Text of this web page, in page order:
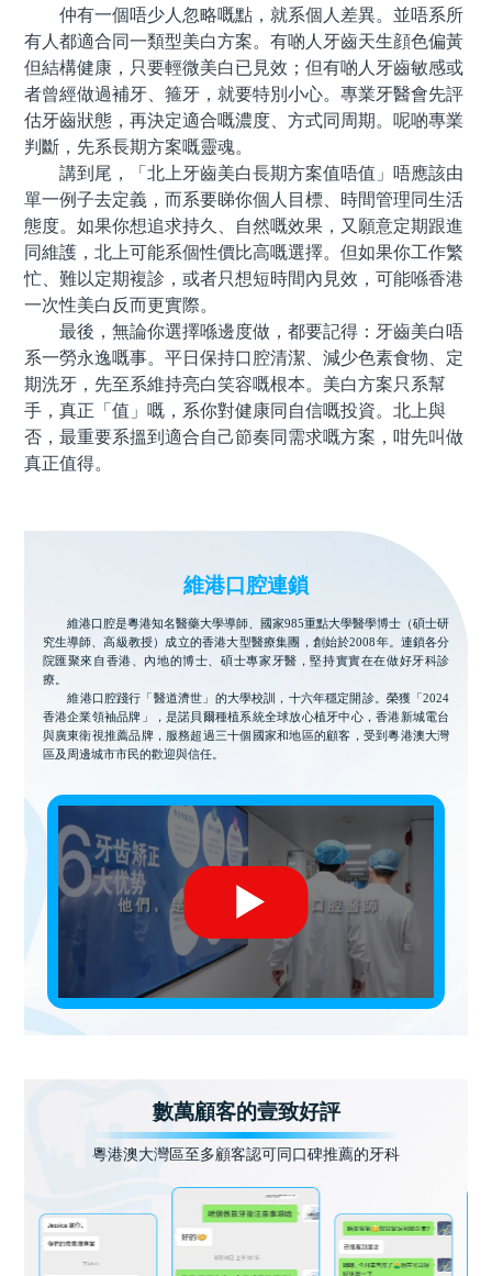
仲有一個唔少人忽略嘅點，就系個人差異。並唔系所
有人都適合同一類型美白方案。有啲人牙齒天生顔色偏黃
但結構健康，只要輕微美白已見效；但有啲人牙齒敏感或
者曾經做過補牙、箍牙，就要特別小心。專業牙醫會先評
估牙齒狀態，再決定適合嘅濃度、方式同周期。呢啲專業
判斷，先系長期方案嘅靈魂。
講到尾，「北上牙齒美白長期方案值唔值」唔應該由
單一例子去定義，而系要睇你個人目標、時間管理同生活
態度。如果你想追求持久、自然嘅效果，又願意定期跟進
同維護，北上可能系個性價比高嘅選擇。但如果你工作繁
忙、難以定期複診，或者只想短時間內見效，可能喺香港
一次性美白反而更實際。
最後，無論你選擇喺邊度做，都要記得：牙齒美白唔
系一勞永逸嘅事。平日保持口腔清潔、減少色素食物、定
期洗牙，先至系維持亮白笑容嘅根本。美白方案只系幫
手，真正「值」嘅，系你對健康同自信嘅投資。北上與
否，最重要系搵到適合自己節奏同需求嘅方案，咁先叫做
真正值得。
維港口腔連鎖
維港口腔是粵港知名醫藥大學導師、國家985重點大學醫學博士（碩士研
究生導師、高級教授）成立的香港大型醫療集團，創始於2008年。連鎖各分
院匯聚來自香港、內地的博士、碩士專家牙醫，堅持實實在在做好牙科診
療。
維港口腔踐行「醫道濟世」的大學校訓，十六年穩定開診。榮獲「2024
香港企業領袖品牌」，是諾貝爾種植系統全球放心植牙中心，香港新城電台
與廣東衛視推薦品牌，服務超過三十個國家和地區的顧客，受到粵港澳大灣
區及周邊城市市民的歡迎與信任。
數萬顧客的壹致好評
粵港澳大灣區至多顧客認可同口碑推薦的牙科